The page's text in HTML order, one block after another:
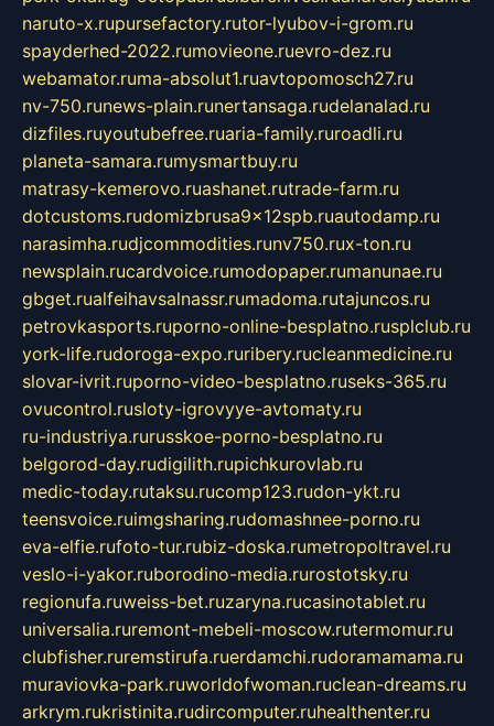
naruto-x.rupursefactory.rutor-lyubov-i-grom.ru
spayderhed-2022.rumovieone.ruevro-dez.ru
webamator.ruma-absolut1.ruavtopomosch27.ru
nv-750.runews-plain.runertansaga.rudelanalad.ru
dizfiles.ruyoutubefree.ruaria-family.ruroadli.ru
planeta-samara.rumysmartbuy.ru
matrasy-kemerovo.ruashanet.rutrade-farm.ru
dotcustoms.rudomizbrusa9x12spb.ruautodamp.ru
narasimha.rudjcommodities.runv750.rux-ton.ru
newsplain.rucardvoice.rumodopaper.rumanunae.ru
gbget.rualfeihavsalnassr.rumadoma.rutajuncos.ru
petrovkasports.ruporno-online-besplatno.rusplclub.ru
york-life.rudoroga-expo.ruribery.rucleanmedicine.ru
slovar-ivrit.ruporno-video-besplatno.ruseks-365.ru
ovucontrol.rusloty-igrovyye-avtomaty.ru
ru-industriya.rurusskoe-porno-besplatno.ru
belgorod-day.rudigilith.rupichkurovlab.ru
medic-today.rutaksu.rucomp123.rudon-ykt.ru
teensvoice.ruimgsharing.rudomashnee-porno.ru
eva-elfie.rufoto-tur.rubiz-doska.rumetropoltravel.ru
veslo-i-yakor.ruborodino-media.rurostotsky.ru
regionufa.ruweiss-bet.ruzaryna.rucasinotablet.ru
universalia.ruremont-mebeli-moscow.rutermomur.ru
clubfisher.ruremstirufa.ruerdamchi.rudoramamama.ru
muraviovka-park.ruworldofwoman.ruclean-dreams.ru
arkrym.rukristinita.rudircomputer.ruhealthenter.ru